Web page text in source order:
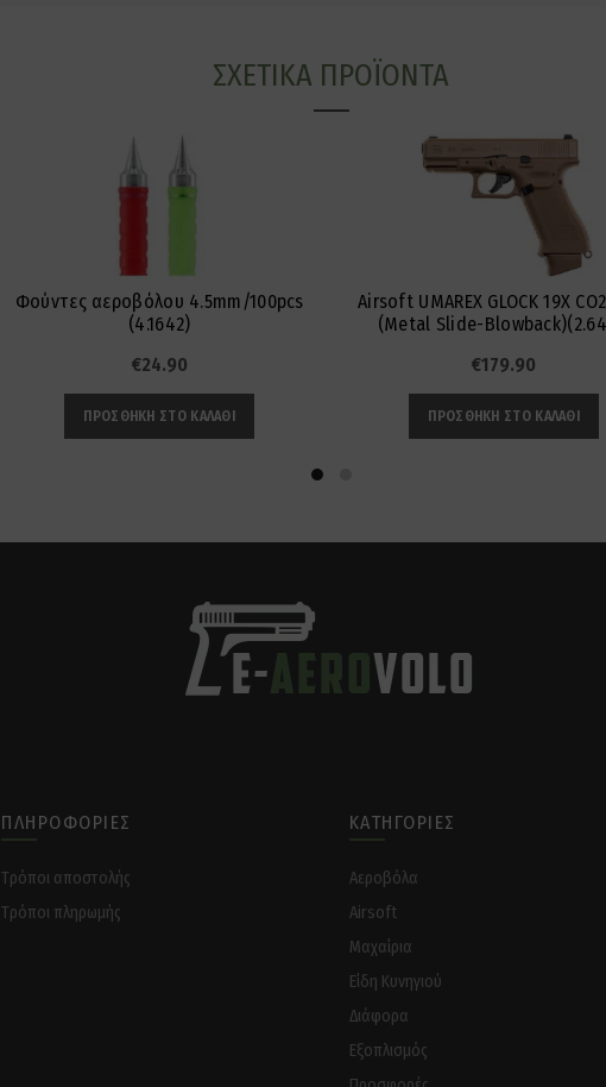
ΣΧΕΤΙΚΆ ΠΡΟΪΌΝΤΑ
Φούντες αεροβόλου 4.5mm/100pcs
(4.1642)
€24.90
ΠΡΟΣΘΉΚΗ ΣΤΟ ΚΑΛΆΘΙ
Airsoft UMAREX GLOCK 19X
(Metal Slide-
€179.90
ΠΡΟΣΘΉΚΗ ΣΤΟ ΚΑΛΆΘΙ
ΠΛΗΡΟΦΟΡΊΕΣ
Tρόποι αποστολής
Tρόποι πληρωμής
ΚΑΤΗΓΟΡΊΕΣ
Αεροβόλα
Airsoft
Μαχαίρια
Είδη Κυνηγιού
Διάφορα
Eξοπλισμός